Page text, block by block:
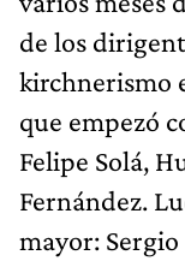
de los
kirchnerismo
que empezó
Felipe Solá,
Fernández.
mayor: